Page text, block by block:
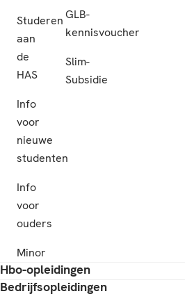
Studeren
aan
de
HAS
Info
voor
nieuwe
studenten
Info
voor
ouders
Minor
GLB-
kennisvoucher
Slim-
Subsidie
Hbo-opleidingen
Bedrijfsopleidingen